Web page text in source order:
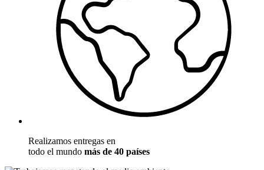
Realizamos entregas en
todo el mundo más de 40 países